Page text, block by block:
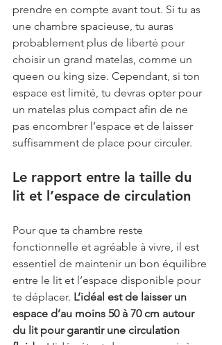
prendre en compte avant tout. Si tu as
une chambre spacieuse, tu auras
probablement plus de liberté pour
choisir un grand matelas, comme un
queen ou king size. Cependant, si ton
espace est limité, tu devras opter pour
un matelas plus compact afin de ne
pas encombrer l’espace et de laisser
suffisamment de place pour circuler.
Le rapport entre la taille du
lit et l’espace de circulation
Pour que ta chambre reste
fonctionnelle et agréable à vivre, il est
essentiel de maintenir un bon équilibre
entre le lit et l’espace disponible pour
te déplacer. L’idéal est de laisser un
espace d’au moins 50 à 70 cm autour
du lit pour garantir une circulation